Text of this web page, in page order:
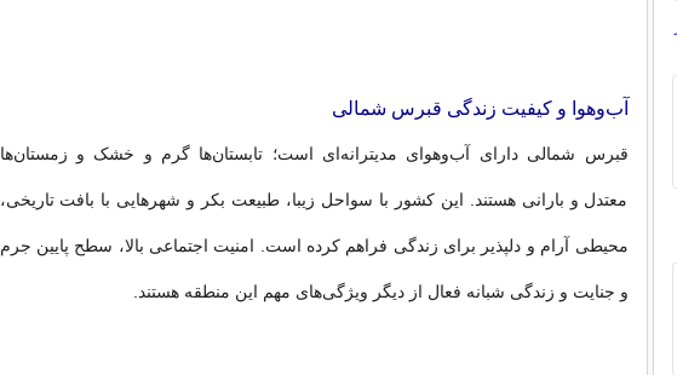
آب‌وهوا و کیفیت زندگی قبرس شمالی
قبرس شمالی دارای آب‌وهوای مدیترانه‌ای است؛ تابستان‌ها گرم و خشک و زمستان‌ها
معتدل و بارانی هستند. این کشور با سواحل زیبا، طبیعت بکر و شهرهایی با بافت تاریخی،
محیطی آرام و دلپذیر برای زندگی فراهم کرده است. امنیت اجتماعی بالا، سطح پایین جرم
و جنایت و زندگی شبانه فعال از دیگر ویژگی‌های مهم این منطقه هستند.